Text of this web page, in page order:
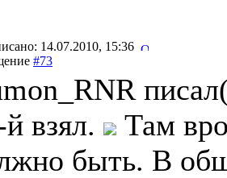
14.07.2010, 15:36
#73
взял.
Там
быть. В